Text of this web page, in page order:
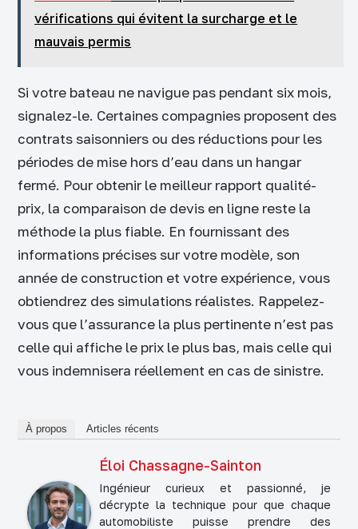
vérifications qui évitent la surcharge et le
mauvais permis
Si votre bateau ne navigue pas pendant six mois,
signalez-le. Certaines compagnies proposent des
contrats saisonniers ou des réductions pour les
périodes de mise hors d’eau dans un hangar
fermé. Pour obtenir le meilleur rapport qualité-
prix, la comparaison de devis en ligne reste la
méthode la plus fiable. En fournissant des
informations précises sur votre modèle, son
année de construction et votre expérience, vous
obtiendrez des simulations réalistes. Rappelez-
vous que l’assurance la plus pertinente n’est pas
celle qui affiche le prix le plus bas, mais celle qui
vous indemnisera réellement en cas de sinistre.
À propos Articles récents
Éloi Chassagne-Sainton
Ingénieur curieux et passionné, je
décrypte la technique pour que chaque
automobiliste puisse prendre des